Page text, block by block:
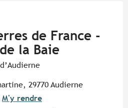
de France -
la Baie
29770 Audierne
M'y rendre